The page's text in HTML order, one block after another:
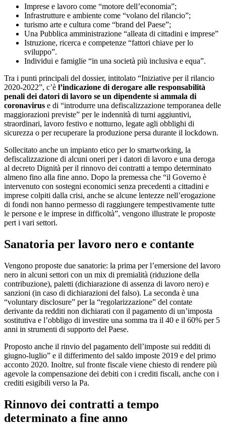
Imprese e lavoro come “motore dell’economia”;
Infrastrutture e ambiente come “volano del rilancio”;
turismo arte e cultura come “brand del Paese”;
Una Pubblica amministrazione “alleata di cittadini e imprese”
Istruzione, ricerca e competenze “fattori chiave per lo
sviluppo”.
Individui e famiglie “in una società più inclusiva e equa”.
Tra i punti principali del dossier, intitolato “Iniziative per il rilancio
2020-2022”, c’è l’indicazione di derogare alle responsabilità
penali dei datori di lavoro se un dipendente si ammala di
coronavirus e di “introdurre una defiscalizzazione temporanea delle
maggiorazioni previste” per le indennità di turni aggiuntivi,
straordinari, lavoro festivo e notturno, legate agli obblighi di
sicurezza o per recuperare la produzione persa durante il lockdown.
Sollecitato anche un impianto etico per lo smartworking, la
defiscalizzazione di alcuni oneri per i datori di lavoro e una deroga
al decreto Dignità per il rinnovo dei contratti a tempo determinato
almeno fino alla fine anno. Dopo la premessa che “il Governo è
intervenuto con sostegni economici senza precedenti a cittadini e
imprese colpiti dalla crisi, anche se alcune lentezze nell’erogazione
di fondi non hanno permesso di raggiungere tempestivamente tutte
le persone e le imprese in difficoltà”, vengono illustrate le proposte
pert i vari settori.
Sanatoria per lavoro nero e contante
Vengono proposte due sanatorie: la prima per l’emersione del lavoro
nero in alcuni settori con un mix di premialità (riduzione della
contribuzione), paletti (dichiarazione di assenza di lavoro nero) e
sanzioni (in caso di dichiarazioni del falso). La seconda è una
“voluntary disclosure” per la “regolarizzazione” del contate
derivante da redditi non dichiarati con il pagamento di un’imposta
sostitutiva e l’obbligo di investire una somma tra il 40 e il 60% per 5
anni in strumenti di supporto del Paese.
Proposto anche il rinvio del pagamento dell’imposte sui redditi di
giugno-luglio” e il differimento del saldo imposte 2019 e del primo
acconto 2020. Inoltre, sul fronte fiscale viene chiesto di rendere più
agevole la compensazione dei debiti con i crediti fiscali, anche con i
crediti esigibili verso la Pa.
Rinnovo dei contratti a tempo
determinato a fine anno